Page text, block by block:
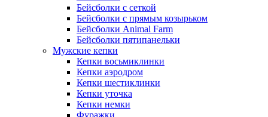
Бейсболки с сеткой
Бейсболки с прямым козырьком
Бейсболки Animal Farm
Бейсболки пятипанельки
Мужские кепки
Кепки восьмиклинки
Кепки аэродром
Кепки шестиклинки
Кепки уточка
Кепки немки
Фуражки